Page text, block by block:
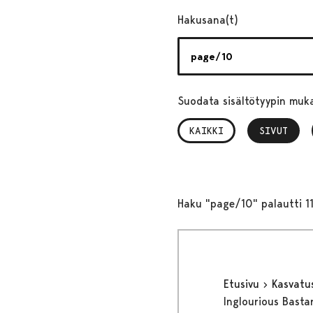
Hakusana(t)
Suodata sisältötyypin
KAIKKI SIVUT
, VALITTU
Haku "page/10" palautti
Etusivu
Inglourious